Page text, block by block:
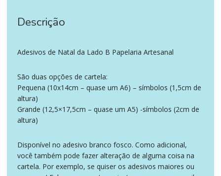
Descrição
Adesivos de Natal da Lado B Papelaria Artesanal
São duas opções de cartela:
Pequena (10x14cm – quase um A6) – símbolos (1,5cm de
altura)
Grande (12,5×17,5cm – quase um A5) -símbolos (2cm de
altura)
Disponível no adesivo branco fosco. Como adicional,
você também pode fazer alteração de alguma coisa na
cartela. Por exemplo, se quiser os adesivos maiores ou